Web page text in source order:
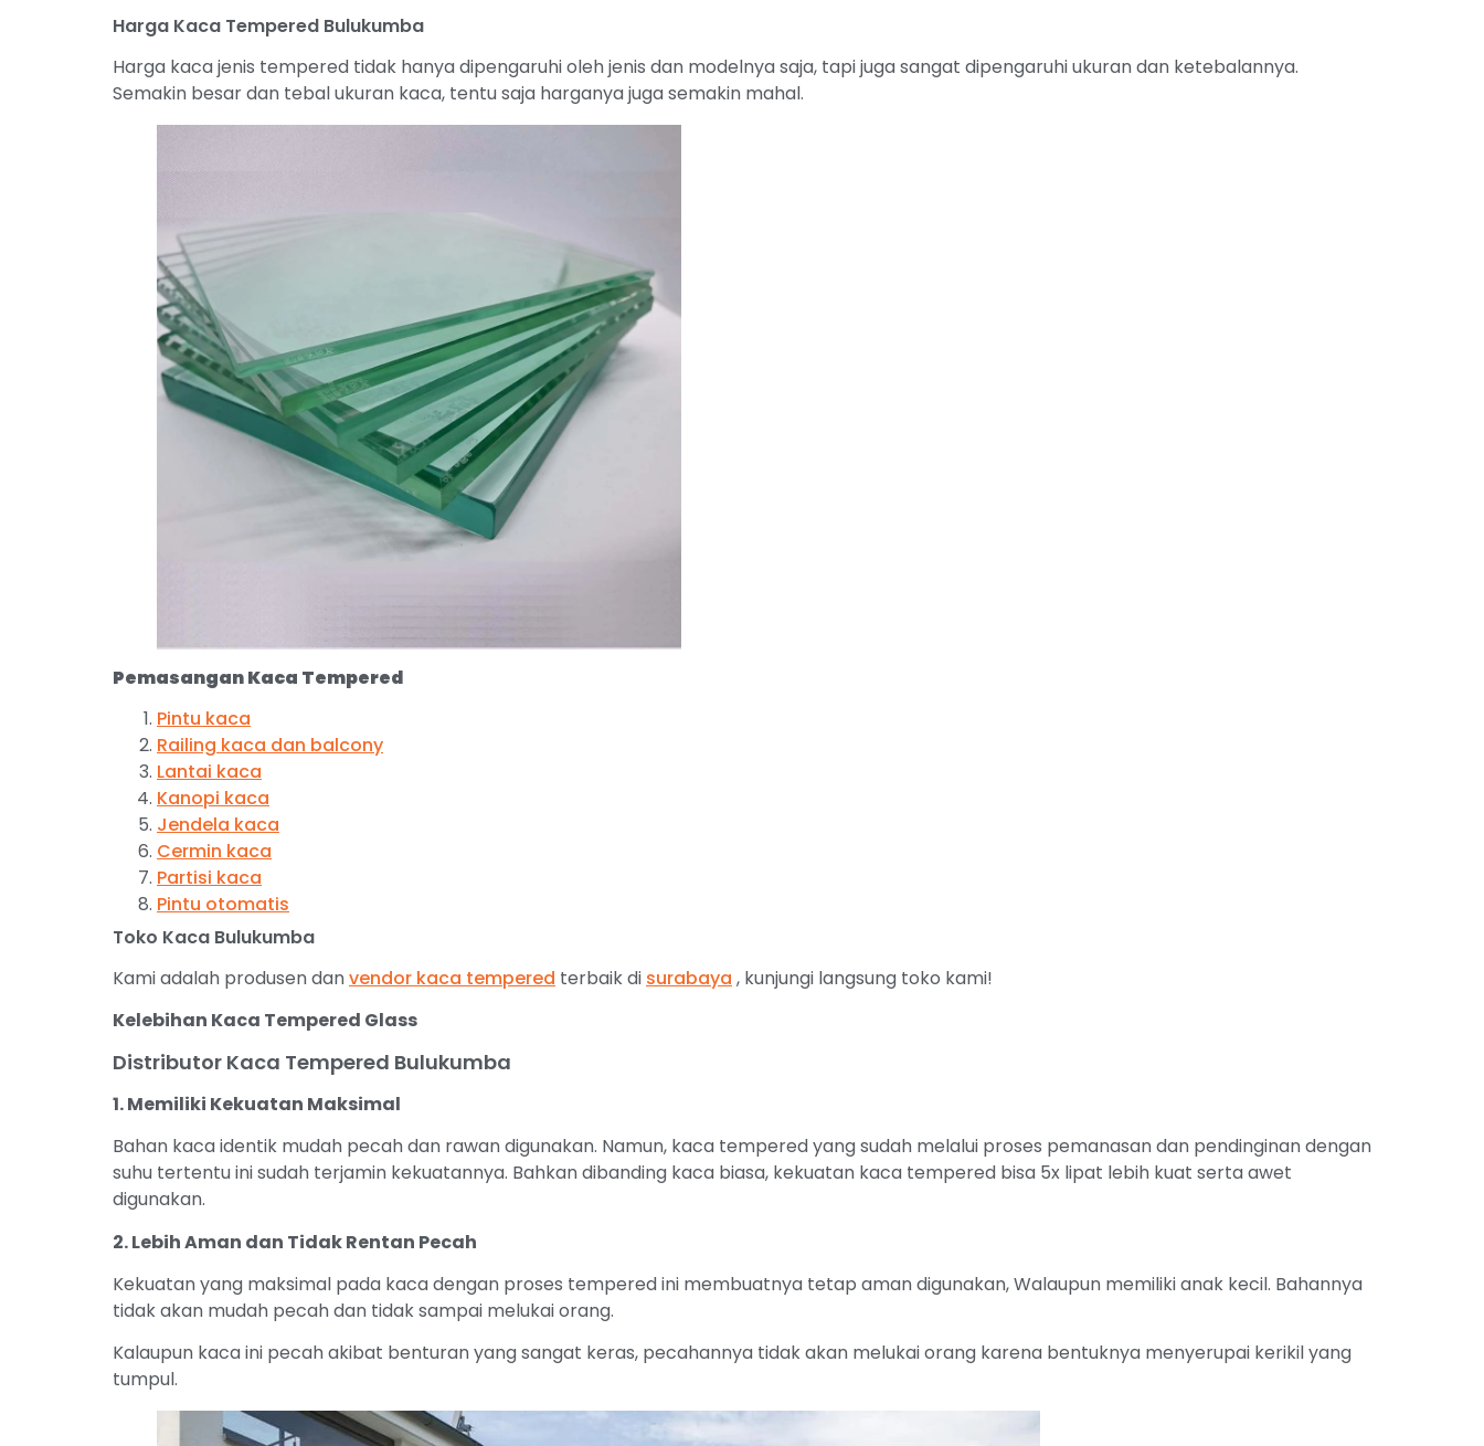
Harga Kaca Tempered Bulukumba
Harga kaca jenis tempered tidak hanya dipengaruhi oleh jenis dan modelnya saja, tapi juga sangat dipengaruhi ukuran dan ketebalannya.
Semakin besar dan tebal ukuran kaca, tentu saja harganya juga semakin mahal.
Pemasangan Kaca Tempered
Pintu kaca
Railing kaca dan balcony
Lantai kaca
Kanopi kaca
Jendela kaca
Cermin kaca
Partisi kaca
Pintu otomatis
Toko Kaca Bulukumba
Kami adalah produsen danvendor kaca tempered terbaik di surabaya , kunjungi langsung toko kami!
Kelebihan Kaca Tempered Glass
Distributor Kaca Tempered Bulukumba
1. Memiliki Kekuatan Maksimal
Bahan kaca identik mudah pecah dan rawan digunakan. Namun, kaca tempered yang sudah melalui proses pemanasan dan pendinginan dengan
suhu tertentu ini sudah terjamin kekuatannya. Bahkan dibanding kaca biasa, kekuatan kaca tempered bisa 5x lipat lebih kuat serta awet
digunakan.
2. Lebih Aman dan Tidak Rentan Pecah
Kekuatan yang maksimal pada kaca dengan proses tempered ini membuatnya tetap aman digunakan, Walaupun memiliki anak kecil. Bahannya
tidak akan mudah pecah dan tidak sampai melukai orang.
Kalaupun kaca ini pecah akibat benturan yang sangat keras, pecahannya tidak akan melukai orang karena bentuknya menyerupai kerikil yang
tumpul.